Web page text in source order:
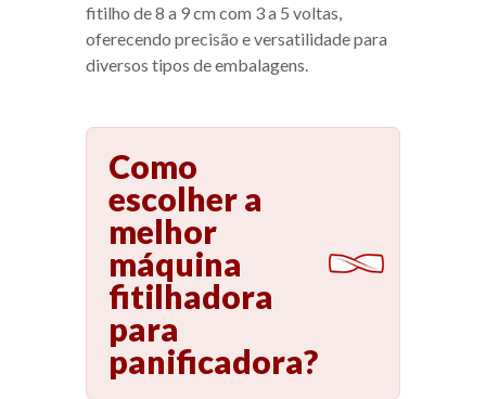
fitilho de 8 a 9 cm com 3 a 5 voltas,
oferecendo precisão e versatilidade para
diversos tipos de embalagens.
Como
escolher a
melhor
máquina
fitilhadora
para
panificadora?